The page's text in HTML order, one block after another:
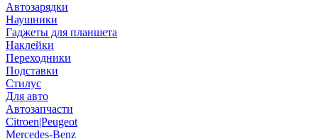
Автозарядки
Наушники
Гаджеты для планшета
Наклейки
Переходники
Подставки
Стилус
Для авто
Автозапчасти
Citroen|Peugeot
Mercedes-Benz